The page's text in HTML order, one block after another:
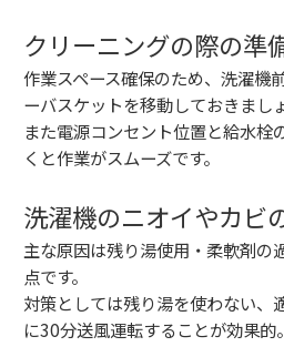
クリーニングの際の準
作業スペース確保のため、洗濯機
ーバスケットを移動しておきまし
また電源コンセント位置と給水栓
くと作業がスムーズです。
洗濯機のニオイやカビ
主な原因は残り湯使用・柔軟剤の
点です。
対策としては残り湯を使わない、
に30分送風運転することが効果的。